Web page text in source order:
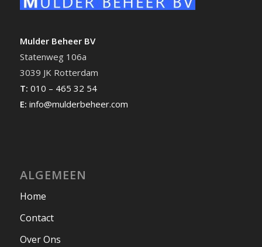
Mulder Beheer BV
Statenweg 106a
3039 JK Rotterdam
T: 010 – 465 32 54
E: info@mulderbeheer.com
ALGEMEEN
Home
Contact
Over Ons